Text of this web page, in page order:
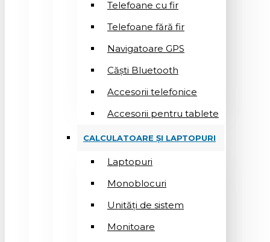
Telefoane cu fir
Telefoane fără fir
Navigatoare GPS
Căști Bluetooth
Accesorii telefonice
Accesorii pentru tablete
CALCULATOARE ȘI LAPTOPURI
Laptopuri
Monoblocuri
Unități de sistem
Monitoare